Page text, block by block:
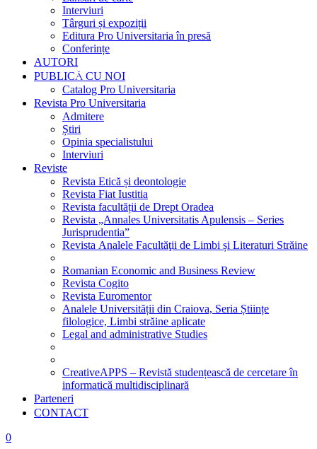
Interviuri
Târguri și expoziții
Editura Pro Universitaria în presă
Conferințe
AUTORI
PUBLICĂ CU NOI
Catalog Pro Universitaria
Revista Pro Universitaria
Admitere
Știri
Opinia specialistului
Interviuri
Reviste
Revista Etică și deontologie
Revista Fiat Iustitia
Revista facultății de Drept Oradea
Revista „Annales Universitatis Apulensis – Series
Jurisprudentia”
Revista Analele Facultăţii de Limbi și Literaturi Străine
Romanian Economic and Business Review
Revista Cogito
Revista Euromentor
Analele Universității din Craiova, Seria Științe
filologice, Limbi străine aplicate
Legal and administrative Studies
CreativeAPPS – Revistă studențească de cercetare în
informatică multidisciplinară
Parteneri
CONTACT
0